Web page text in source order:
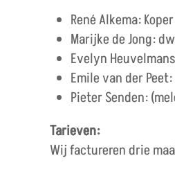
René Alkema:
Marijke de Jong:
Evelyn
Emile van der
Pieter Senden:
Tarieven:
Wij factureren drie